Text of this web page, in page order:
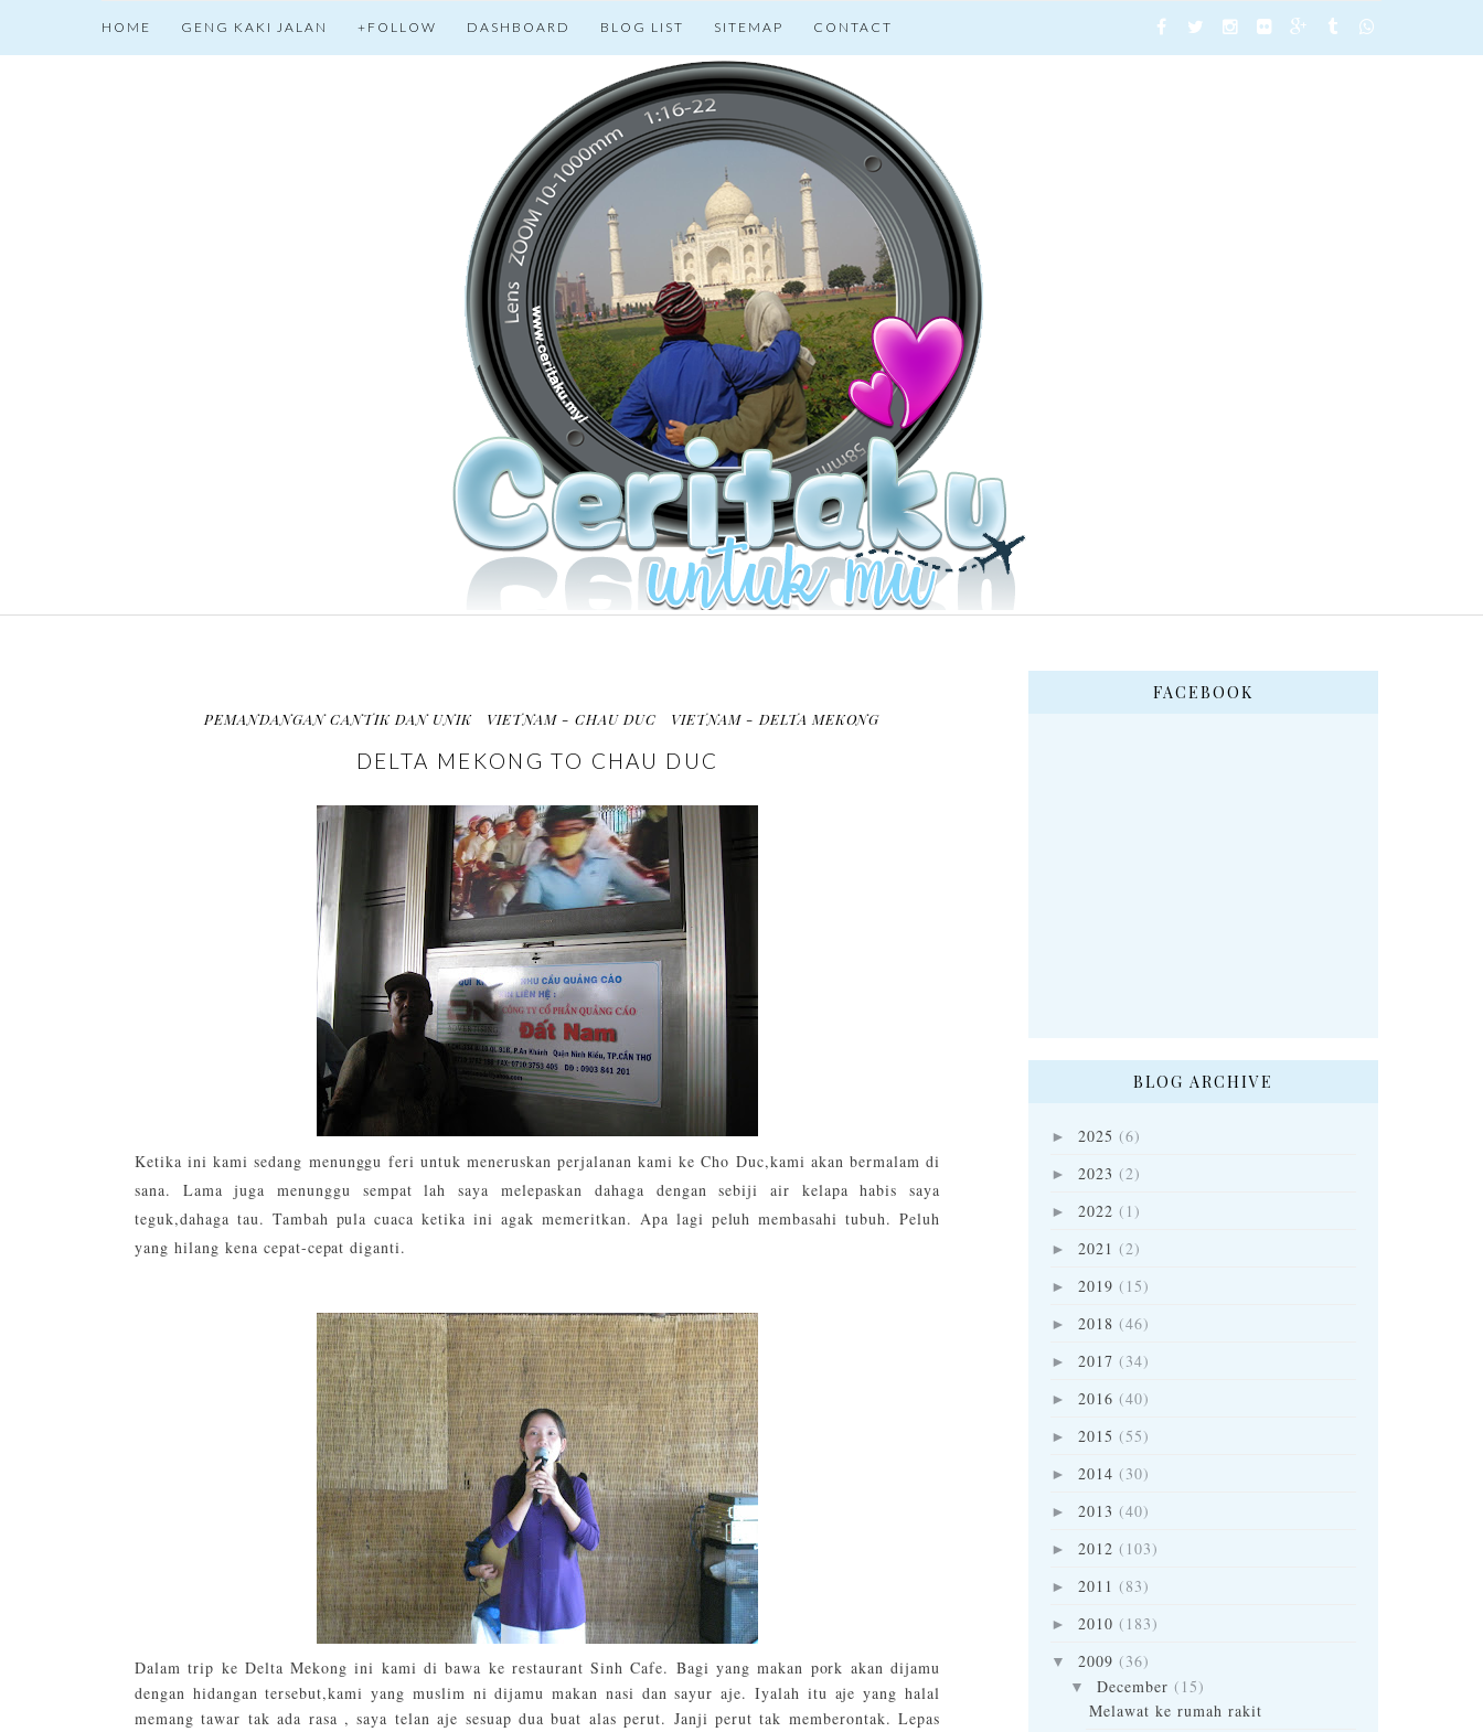
HOME GENG KAKI JALAN +FOLLOW DASHBOARD BLOG LIST SITEMAP CONTACT
PEMANDANGAN CANTIK DAN UNIK VIETNAM - CHAU DUC VIETNAM - DELTA MEKONG
DELTA MEKONG TO CHAU DUC
Ketika ini kami sedang menunggu feri untuk meneruskan perjalanan kami ke Cho Duc,kami akan bermalam di
sana. Lama juga menunggu sempat lah saya melepaskan dahaga dengan sebiji air kelapa habis saya
teguk,dahaga tau. Tambah pula cuaca ketika ini agak memeritkan. Apa lagi peluh membasahi tubuh. Peluh
yang hilang kena cepat-cepat diganti.
Dalam trip ke Delta Mekong ini kami di bawa ke restaurant Sinh Cafe. Bagi yang makan pork akan dijamu
dengan hidangan tersebut,kami yang muslim ni dijamu makan nasi dan sayur aje. Iyalah itu aje yang halal
memang tawar tak ada rasa , saya telan aje sesuap dua buat alas perut. Janji perut tak memberontak. Lepas
FACEBOOK
BLOG ARCHIVE
► 2025 (6)
► 2023 (2)
► 2022 (1)
► 2021 (2)
► 2019 (15)
► 2018 (46)
► 2017 (34)
► 2016 (40)
► 2015 (55)
► 2014 (30)
► 2013 (40)
► 2012 (103)
► 2011 (83)
► 2010 (183)
▼ 2009 (36)
▼ December (15)
Melawat ke rumah rakit